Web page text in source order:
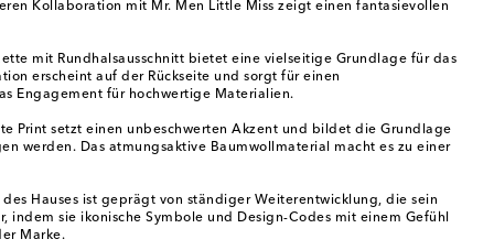
Kollaboration mit Mr. Men Little Miss zeigt einen fantasievollen
mit Rundhalsausschnitt bietet eine vielseitige Grundlage für das
erscheint auf der Rückseite und sorgt für einen
Engagement für hochwertige Materialien.
Print setzt einen unbeschwerten Akzent und bildet die Grundlage
werden. Das atmungsaktive Baumwollmaterial macht es zu einer
Hauses ist geprägt von ständiger Weiterentwicklung, die sein
sie ikonische Symbole und Design-Codes mit einem Gefühl
Marke.